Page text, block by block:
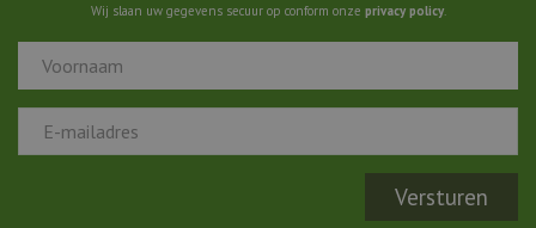
Wij slaan uw gegevens secuur op conform onze privacy policy.